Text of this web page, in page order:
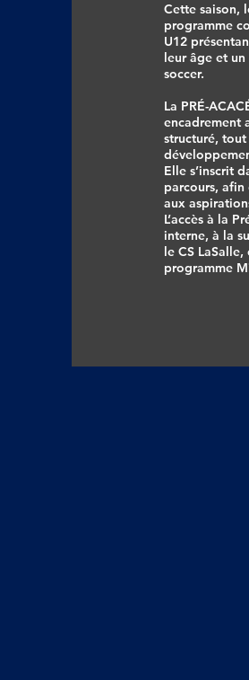
Cette saison,
programme
U12
leur âge et
soccer.
La PRÉ-
encadrement
structuré,
Elle s’inscrit
parcours,
aux
L’accès à la
interne, à la
le CS
programme